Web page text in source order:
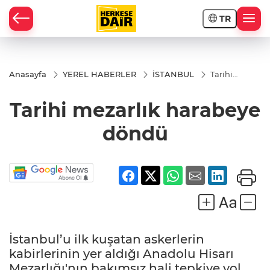
TR
Anasayfa YEREL HABERLER İSTANBUL
Tarihi
döndü
Tarihi mezarlık harabeye
döndü
İstanbul’u ilk kuşatan askerlerin
kabirlerinin yer aldığı Anadolu Hisarı